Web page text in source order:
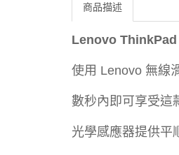
商品描述
Lenovo ThinkPad
使用 Lenovo 無線
數秒內即可享受這
光學感應器提供平